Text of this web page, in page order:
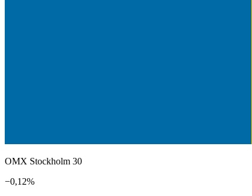
OMX Stockholm 30
−0,12%